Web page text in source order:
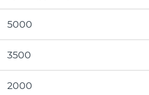
5000
3500
2000